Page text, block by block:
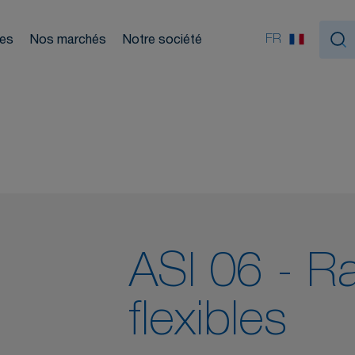
Nos marchés Notre société FR
ASI 06 -
flexibles